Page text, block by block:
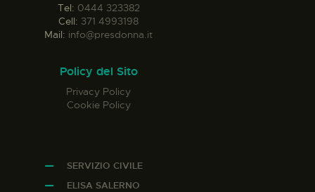
Tel: 0444 323382
Cell: 371 4993198
Mail: info@presdonna.it
Policy del Sito
Privacy Policy
Cookie Policy
SERVIZIO CIVILE
ELISA SALERNO